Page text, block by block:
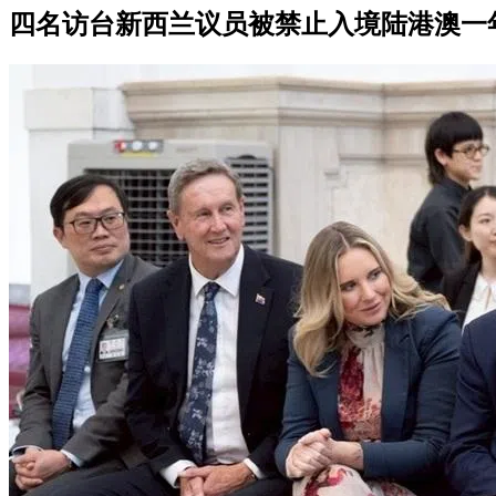
四名访台新西兰议员被禁止入境陆港澳一